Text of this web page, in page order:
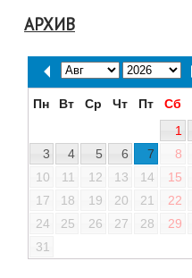
АРХИВ
Пн Вт Ср Чт Пт Сб
1
3
4 5 6 7 8
10
11 12 13 14 15
17
18 19 20 21 22
24
25 26 27 28 29
31